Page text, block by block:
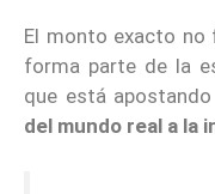
El monto exacto no
forma parte de la
que está
del mundo real a la